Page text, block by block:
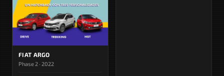
FIAT ARGO
Phase 2 · 2022